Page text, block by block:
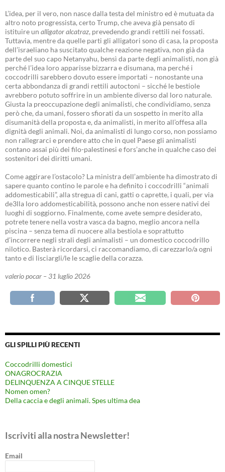
L’idea, per il vero, non nasce dalla testa del ministro ed è mutuata da
altro noto progressista, certo Trump, che aveva già pensato di
istituire un alligator alcatraz, prevedendo grandi rettili nei fossati.
Tuttavia, mentre da quelle parti gli alligatori sono di casa, la proposta
dell’israeliano ha suscitato qualche reazione negativa, non già da
parte del suo capo Netanyahu, bensì da parte degli animalisti, non già
perché l’idea loro apparisse bizzarra e disumana, ma perché i
coccodrilli sarebbero dovuto essere importati – nonostante una
certa abbondanza di grandi rettili autoctoni – sicché le bestiole
avrebbero potuto soffrire in un ambiente diverso dal loro naturale.
Giusta la preoccupazione degli animalisti, che condividiamo, senza
però che, da umani, fossero sfiorati da un sospetto in merito alla
disumanità della proposta e, da animalisti, in merito all’offesa alla
dignità degli animali. Noi, da animalisti di lungo corso, non possiamo
non rallegrarci e prendere atto che in quel Paese gli animalisti
contano assai più dei filo-palestinesi e fors’anche in qualche caso dei
sostenitori dei diritti umani.
Come aggirare l’ostacolo? La ministra dell’ambiente ha dimostrato di
sapere quanto contino le parole e ha definito i coccodrilli “animali
addomesticabili”, alla stregua di cani, gatti o caprette, i quali, per via
de3lla loro addomesticabilità, possono anche non essere nativi dei
luoghi di soggiorno. Finalmente, come avete sempre desiderato,
potrete tenere nella vostra vasca da bagno, meglio ancora nella
piscina – senza tema di nuocere alla bestiola e soprattutto
d’incorrere negli strali degli animalisti – un domestico coccodrillo
nilotico. Basterà ricordarsi, ci raccomandiamo, di carezzarlo/a ogni
tanto e di lisciargli/le le scaglie della corazza.
valerio pocar – 31 luglio 2026
GLI SPILLI PIÙ RECENTI
Coccodrilli domestici
ONAGROCRAZIA
DELINQUENZA A CINQUE STELLE
Nomen omen?
Della caccia e degli animali. Spes ultima dea
Iscriviti alla nostra Newsletter!
Email